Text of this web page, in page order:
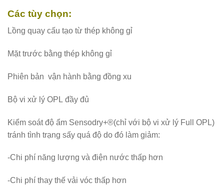
Các tùy chọn:
Lồng quay cấu tạo từ thép không gỉ
Mặt trước bằng thép không gỉ
Phiên bản vận hành bằng đồng xu
Bộ vi xử lý OPL đầy đủ
Kiểm soát độ ẩm Sensodry+®(chỉ với bộ vi xử lý Full OPL)
tránh tình trạng sấy quá độ do đó làm giảm:
-Chi phí năng lượng và điện nước thấp hơn
-Chi phí thay thế vải vóc thấp hơn